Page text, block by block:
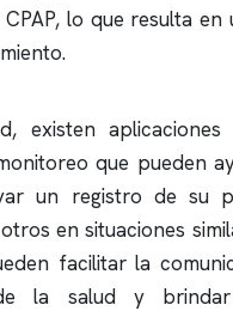
lo que resulta en
existen
que pueden
un registro de su
en situaciones
facilitar la
la salud y brindar